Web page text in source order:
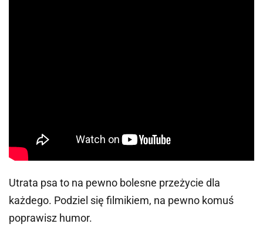
Utrata psa to na pewno bolesne przeżycie dla
każdego. Podziel się filmikiem, na pewno komuś
poprawisz humor.